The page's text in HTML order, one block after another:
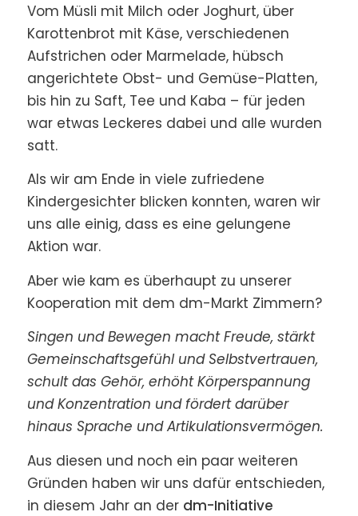
Vom Müsli mit Milch oder Joghurt, über
Karottenbrot mit Käse, verschiedenen
Aufstrichen oder Marmelade, hübsch
angerichtete Obst- und Gemüse-Platten,
bis hin zu Saft, Tee und Kaba – für jeden
war etwas Leckeres dabei und alle wurden
satt.
Als wir am Ende in viele zufriedene
Kindergesichter blicken konnten, waren wir
uns alle einig, dass es eine gelungene
Aktion war.
Aber wie kam es überhaupt zu unserer
Kooperation mit dem dm-Markt Zimmern?
Singen und Bewegen macht Freude, stärkt
Gemeinschaftsgefühl und Selbstvertrauen,
schult das Gehör, erhöht Körperspannung
und Konzentration und fördert darüber
hinaus Sprache und Artikulationsvermögen.
Aus diesen und noch ein paar weiteren
Gründen haben wir uns dafür entschieden,
in diesem Jahr an der dm-Initiative